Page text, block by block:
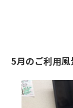
5月のご利用風